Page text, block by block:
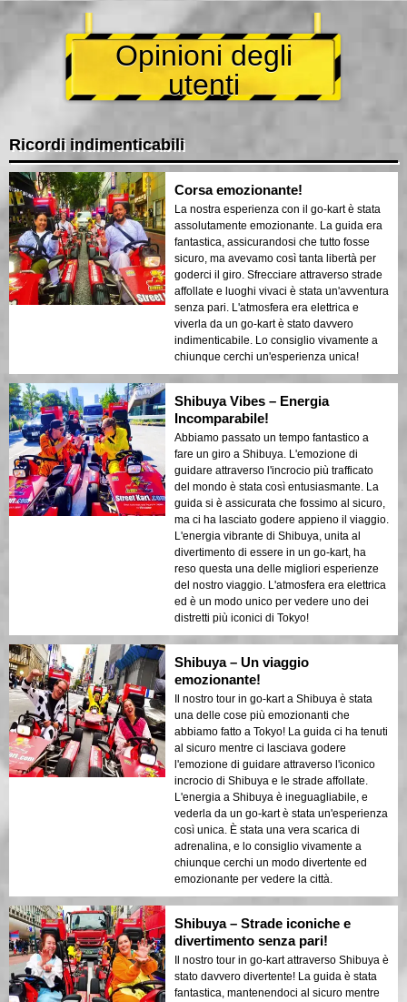
Opinioni degli
utenti
Ricordi indimenticabili
Corsa emozionante!
La nostra esperienza con il go-kart è stata
assolutamente emozionante. La guida era
fantastica, assicurandosi che tutto fosse
sicuro, ma avevamo così tanta libertà per
goderci il giro. Sfrecciare attraverso strade
affollate e luoghi vivaci è stata un'avventura
senza pari. L'atmosfera era elettrica e
viverla da un go-kart è stato davvero
indimenticabile. Lo consiglio vivamente a
chiunque cerchi un'esperienza unica!
Shibuya Vibes – Energia
Incomparabile!
Abbiamo passato un tempo fantastico a
fare un giro a Shibuya. L'emozione di
guidare attraverso l'incrocio più trafficato
del mondo è stata così entusiasmante. La
guida si è assicurata che fossimo al sicuro,
ma ci ha lasciato godere appieno il viaggio.
L'energia vibrante di Shibuya, unita al
divertimento di essere in un go-kart, ha
reso questa una delle migliori esperienze
del nostro viaggio. L'atmosfera era elettrica
ed è un modo unico per vedere uno dei
distretti più iconici di Tokyo!
Shibuya – Un viaggio
emozionante!
Il nostro tour in go-kart a Shibuya è stata
una delle cose più emozionanti che
abbiamo fatto a Tokyo! La guida ci ha tenuti
al sicuro mentre ci lasciava godere
l'emozione di guidare attraverso l'iconico
incrocio di Shibuya e le strade affollate.
L'energia a Shibuya è ineguagliabile, e
vederla da un go-kart è stata un'esperienza
così unica. È stata una vera scarica di
adrenalina, e lo consiglio vivamente a
chiunque cerchi un modo divertente ed
emozionante per vedere la città.
Shibuya – Strade iconiche e
divertimento senza pari!
Il nostro tour in go-kart attraverso Shibuya è
stato davvero divertente! La guida è stata
fantastica, mantenendoci al sicuro mentre